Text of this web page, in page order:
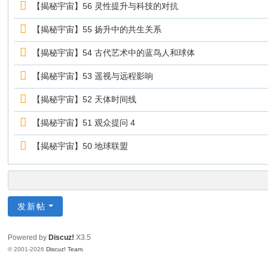
【揭秘宇宙】56 灵性提升与科技的对抗
【揭秘宇宙】55 扬升中的共生关系
【揭秘宇宙】54 古代艺术中的蓝鸟人和球体
【揭秘宇宙】53 遥视与远程影响
【揭秘宇宙】52 天体时间线
【揭秘宇宙】51 观众提问 4
【揭秘宇宙】50 地球联盟
发新帖
Powered by Discuz! X3.5
© 2001-2026Discuz! Team